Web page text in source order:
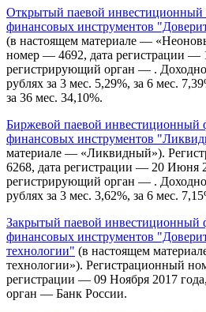
Открытый паевой
финансовых инструментов
(в настоящем материале —
номер — 4692, дата регистрации —
регистрирующий орган — .
рублях за 3 мес. 5,29%, за 6 мес.
за 36 мес. 34,10%.
Биржевой паевой
финансовых инструментов
материале — «Ликвидный»).
6268, дата регистрации — 20 Июня
регистрирующий орган — .
рублях за 3 мес. 3,62%, за 6 мес.
Закрытый паевой
финансовых инструментов
технологии" (в настоящем
технологии»). Регистрационный
регистрации — 09 Ноября 2017
орган — Банк России.